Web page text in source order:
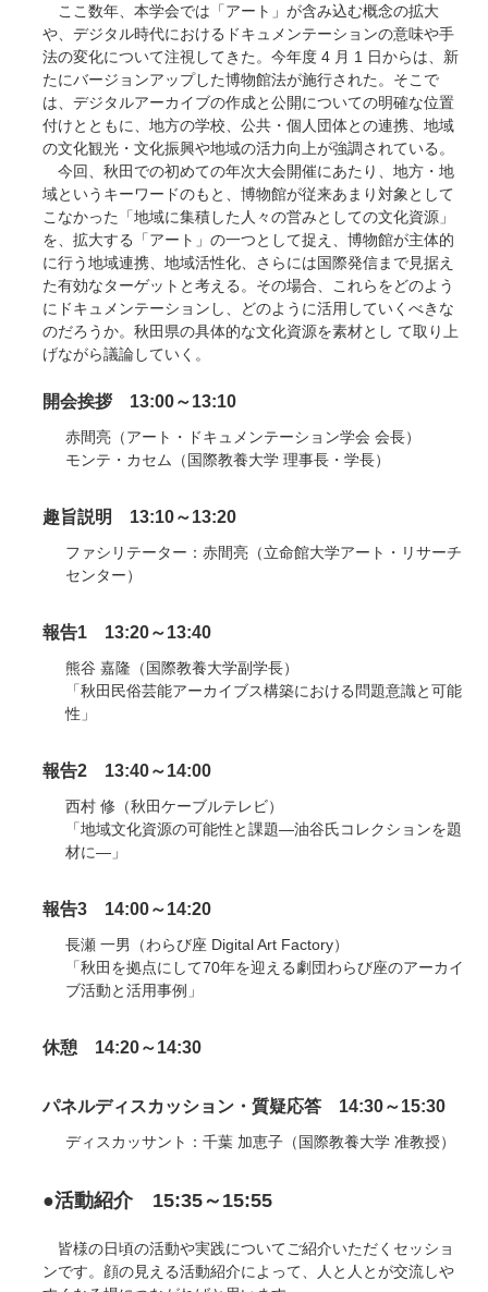
ここ数年、本学会では「アート」が含み込む概念の拡大
や、デジタル時代におけるドキュメンテーションの意味や手
法の変化について注視してきた。今年度 4 月 1 日からは、新
たにバージョンアップした博物館法が施行された。そこで
は、デジタルアーカイブの作成と公開についての明確な位置
付けとともに、地方の学校、公共・個人団体との連携、地域
の文化観光・文化振興や地域の活力向上が強調されている。
今回、秋田での初めての年次大会開催にあたり、地方・地
域というキーワードのもと、博物館が従来あまり対象として
こなかった「地域に集積した人々の営みとしての文化資源」
を、拡大する「アート」の一つとして捉え、博物館が主体的
に行う地域連携、地域活性化、さらには国際発信まで見据え
た有効なターゲットと考える。その場合、これらをどのよう
にドキュメンテーションし、どのように活用していくべきな
のだろうか。秋田県の具体的な文化資源を素材とし て取り上
げながら議論していく。
開会挨拶 13:00～13:10
赤間亮（アート・ドキュメンテーション学会 会長）
モンテ・カセム（国際教養大学 理事長・学長）
趣旨説明 13:10～13:20
ファシリテーター：赤間亮（立命館大学アート・リサーチ
センター）
報告1 13:20～13:40
熊谷 嘉隆（国際教養大学副学長）
「秋田民俗芸能アーカイブス構築における問題意識と可能
性」
報告2 13:40～14:00
西村 修（秋田ケーブルテレビ）
「地域文化資源の可能性と課題―油谷氏コレクションを題
材に―」
報告3 14:00～14:20
長瀬 一男（わらび座 Digital Art Factory）
「秋田を拠点にして70年を迎える劇団わらび座のアーカイ
ブ活動と活用事例」
休憩 14:20～14:30
パネルディスカッション・質疑応答 14:30～15:30
ディスカッサント：千葉 加恵子（国際教養大学 准教授）
●活動紹介 15:35～15:55
皆様の日頃の活動や実践についてご紹介いただくセッショ
ンです。顔の見える活動紹介によって、人と人とが交流しや